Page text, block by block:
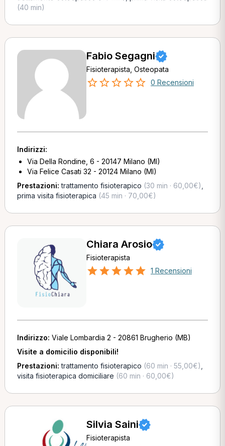
(40 min)
Fabio Segagni
Fisioterapista, Osteopata
0 Recensioni
Indirizzi:
Via Della Rondine, 6 - 20147 Milano (MI)
Via Felice Casati 32 - 20124 Milano (MI)
Prestazioni:trattamento fisioterapico (30 min · 60,00€)
prima visita fisioterapica (45 min · 70,00€)
Chiara Arosio
Fisioterapista
1 Recensioni
Indirizzo: Viale Lombardia 2 - 20861 Brugherio (MB)
Visite a domicilio disponibili!
Prestazioni:trattamento fisioterapico (60 min · 55,00€)
visita fisioterapica domiciliare (60 min · 60,00€)
Silvia Saini
Fisioterapista